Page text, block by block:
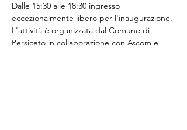
Dalle 15:30 alle 18:30 ingresso
eccezionalmente libero per l'inaugurazione.
L'attività è organizzata dal Comune di
Persiceto in collaborazione con Ascom e